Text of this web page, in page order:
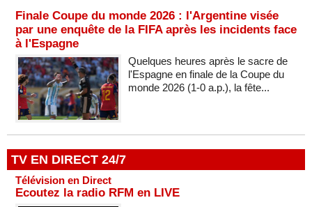
Finale Coupe du monde 2026 : l'Argentine visée
par une enquête de la FIFA après les incidents face
à l'Espagne
Quelques heures après le sacre de
l'Espagne en finale de la Coupe du
monde 2026 (1-0 a.p.), la fête...
TV EN DIRECT 24/7
Télévision en Direct
Ecoutez la radio RFM en LIVE